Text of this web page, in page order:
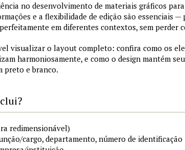
no desenvolvimento de materiais gráficos
e a flexibilidade de edição são essenciais
em diferentes contextos, sem perder
visualizar o layout completo: confira como os
harmoniosamente, e como o design mantém
preto e branco.
redimensionável)
cargo, departamento, número de identificação